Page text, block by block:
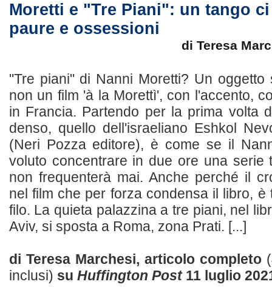
Moretti e "Tre Piani": un tango
paure e ossessioni
di Teresa
"Tre piani" di Nanni Moretti? Un oggetto
non un film 'à la Morettì', con l'accento,
in Francia. Partendo per la prima volta
denso, quello dell'israeliano Eshkol
(Neri Pozza editore), è come se il
voluto concentrare in due ore una serie
non frequenterà mai. Anche perché il
nel film che per forza condensa il libro, è
filo. La quieta palazzina a tre piani, nel
Aviv, si sposta a Roma, zona Prati. [...]
di Teresa Marchesi, articolo completo
inclusi) su Huffington Post11 luglio